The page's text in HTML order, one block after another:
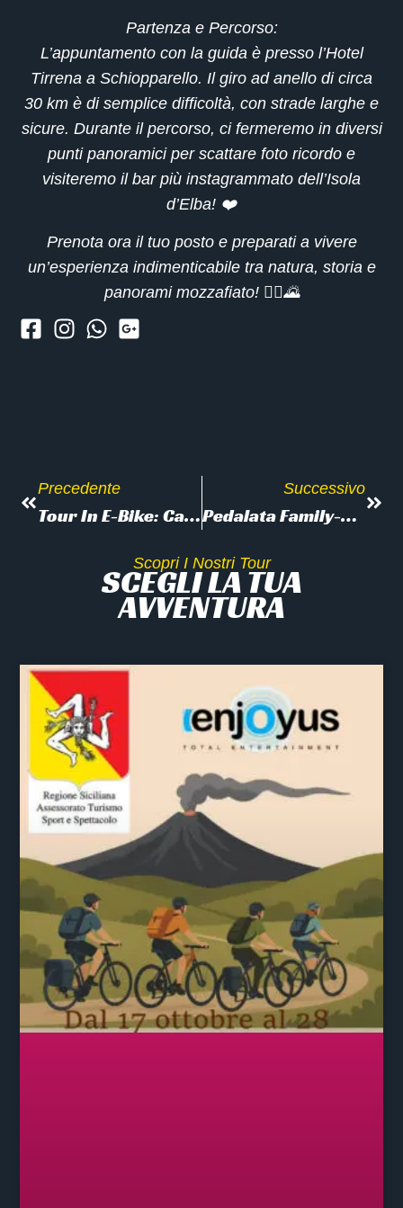
Partenza e Percorso:
L’appuntamento con la guida è presso l’Hotel
Tirrena a Schiopparello. Il giro ad anello di circa
30 km è di semplice difficoltà, con strade larghe e
sicure. Durante il percorso, ci fermeremo in diversi
punti panoramiciper scattare foto ricordo e
visiteremo il bar più instagrammato dell’Isola
d’Elba! ❤️
Prenota ora il tuo postoe preparati a vivere
un’esperienza indimenticabile tra natura, storia e
panorami mozzafiato! 🚴‍♂️🌄
Precedente
Tour In E-Bike: Capo D’Enfola E Capo Stella
Successivo
Pedalata Family-Friendly A Capoliveri
Scopri I Nostri Tour
SCEGLI LA TUA
AVVENTURA